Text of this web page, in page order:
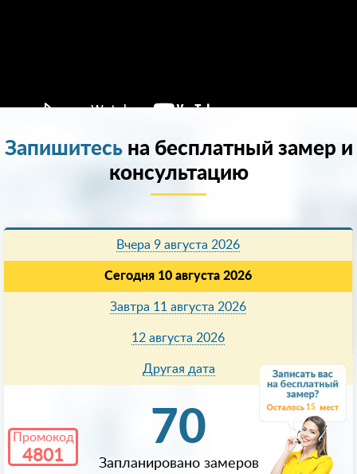
15
Промокод
4801
Запишитесьна бесплатный замер и
консультацию
Вчера 9 августа 2026
Сегодня 10 августа 2026
Завтра 11 августа 2026
12 августа 2026
Другая дата
70
Запланировано замеров